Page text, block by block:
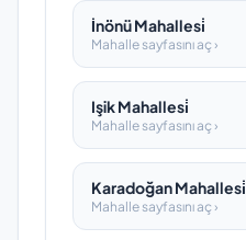
İnönü Mahallesi̇
Mahalle sayfasını aç ›
Işik Mahallesi̇
Mahalle sayfasını aç ›
Karadoğan Mahallesi̇
Mahalle sayfasını aç ›